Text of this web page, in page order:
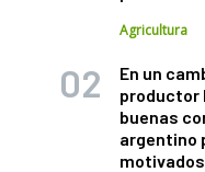
Agricultura
En un
productor
buenas
argentino